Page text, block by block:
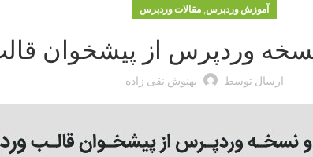
آموزش وردپرس, مقالات وردپرس
وردپرس از پیشخوان
ارسال توسط بهنوش نقی زاده